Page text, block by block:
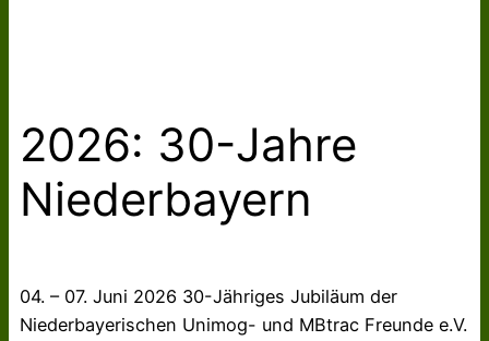
2026: 30-Jahre
Niederbayern
04. – 07. Juni 2026 30-Jähriges Jubiläum der
Niederbayerischen Unimog- und MBtrac Freunde e.V.